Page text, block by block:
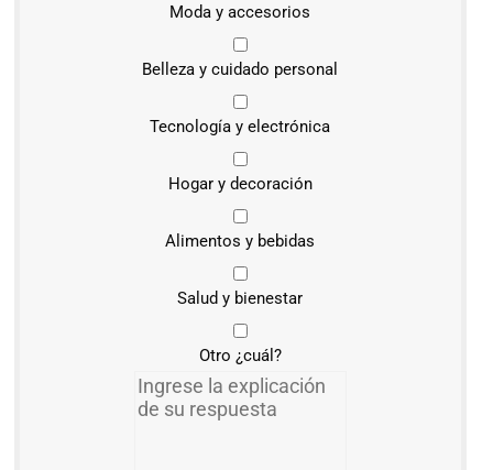
Moda y accesorios
Belleza y cuidado personal
Tecnología y electrónica
Hogar y decoración
Alimentos y bebidas
Salud y bienestar
Otro ¿cuál?